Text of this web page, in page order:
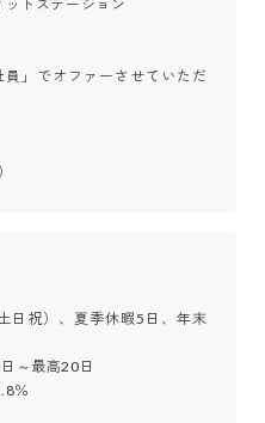
トステーション
」でオファーさせていただ
日祝）、夏季休暇5日、年末
～最高20日
％